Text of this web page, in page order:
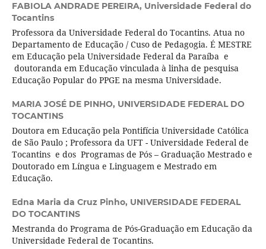
FABIOLA ANDRADE PEREIRA, Universidade Federal do
Tocantins
Professora da Universidade Federal do Tocantins. Atua no
Departamento de Educação / Cuso de Pedagogia. É MESTRE
em Educação pela Universidade Federal da Paraíba e
doutoranda em Educação vinculada à linha de pesquisa
Educação Popular do PPGE na mesma Universidade.
MARIA JOSÉ DE PINHO, UNIVERSIDADE FEDERAL DO
TOCANTINS
Doutora em Educação pela Pontifícia Universidade Católica
de São Paulo ; Professora da UFT - Universidade Federal de
Tocantins e dos Programas de Pós – Graduação Mestrado e
Doutorado em Língua e Linguagem e Mestrado em
Educação.
Edna Maria da Cruz Pinho, UNIVERSIDADE FEDERAL
DO TOCANTINS
Mestranda do Programa de Pós-Graduação em Educação da
Universidade Federal de Tocantins.